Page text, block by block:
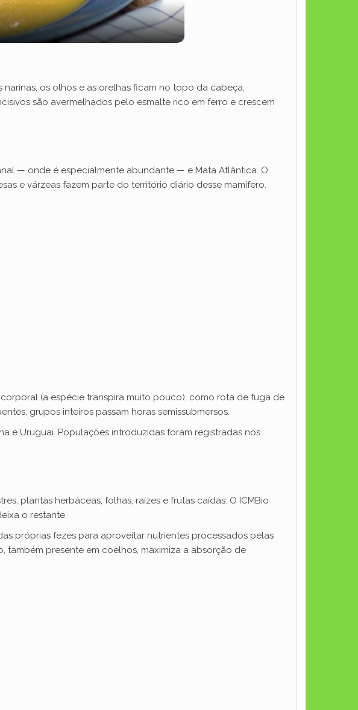
os olhos e as orelhas ficam no topo da cabeça,
são avermelhados pelo esmalte rico em ferro e crescem
— onde é especialmente abundante — e Mata Atlântica. O
e várzeas fazem parte do território diário desse mamífero.
(a espécie transpira muito pouco), como rota de fuga de
grupos inteiros passam horas semissubmersos.
e Uruguai. Populações introduzidas foram registradas nos
plantas herbáceas, folhas, raízes e frutas caídas. O ICMBio
o restante.
próprias fezes para aproveitar nutrientes processados pelas
também presente em coelhos, maximiza a absorção de